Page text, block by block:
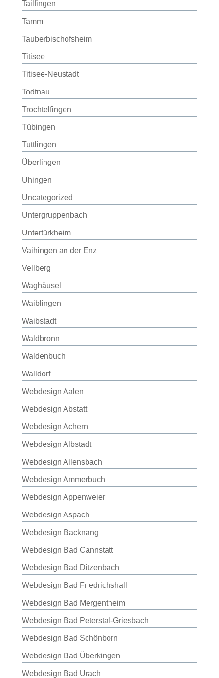
Tailfingen
Tamm
Tauberbischofsheim
Titisee
Titisee-Neustadt
Todtnau
Trochtelfingen
Tübingen
Tuttlingen
Überlingen
Uhingen
Uncategorized
Untergruppenbach
Untertürkheim
Vaihingen an der Enz
Vellberg
Waghäusel
Waiblingen
Waibstadt
Waldbronn
Waldenbuch
Walldorf
Webdesign Aalen
Webdesign Abstatt
Webdesign Achern
Webdesign Albstadt
Webdesign Allensbach
Webdesign Ammerbuch
Webdesign Appenweier
Webdesign Aspach
Webdesign Backnang
Webdesign Bad Cannstatt
Webdesign Bad Ditzenbach
Webdesign Bad Friedrichshall
Webdesign Bad Mergentheim
Webdesign Bad Peterstal-Griesbach
Webdesign Bad Schönborn
Webdesign Bad Überkingen
Webdesign Bad Urach